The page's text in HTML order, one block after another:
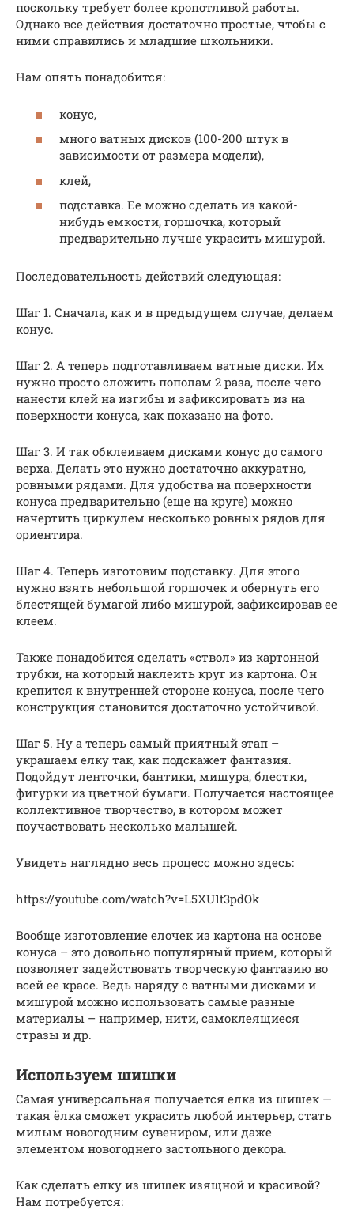
поскольку требует более кропотливой работы.
Однако все действия достаточно простые, чтобы с
ними справились и младшие школьники.
Нам опять понадобится:
конус,
много ватных дисков (100-200 штук в
зависимости от размера модели),
клей,
подставка. Ее можно сделать из какой-
нибудь емкости, горшочка, который
предварительно лучше украсить мишурой.
Последовательность действий следующая:
Шаг 1. Сначала, как и в предыдущем случае, делаем
конус.
Шаг 2. А теперь подготавливаем ватные диски. Их
нужно просто сложить пополам 2 раза, после чего
нанести клей на изгибы и зафиксировать из на
поверхности конуса, как показано на фото.
Шаг 3. И так обклеиваем дисками конус до самого
верха. Делать это нужно достаточно аккуратно,
ровными рядами. Для удобства на поверхности
конуса предварительно (еще на круге) можно
начертить циркулем несколько ровных рядов для
ориентира.
Шаг 4. Теперь изготовим подставку. Для этого
нужно взять небольшой горшочек и обернуть его
блестящей бумагой либо мишурой, зафиксировав ее
клеем.
Также понадобится сделать «ствол» из картонной
трубки, на который наклеить круг из картона. Он
крепится к внутренней стороне конуса, после чего
конструкция становится достаточно устойчивой.
Шаг 5. Ну а теперь самый приятный этап –
украшаем елку так, как подскажет фантазия.
Подойдут ленточки, бантики, мишура, блестки,
фигурки из цветной бумаги. Получается настоящее
коллективное творчество, в котором может
поучаствовать несколько малышей.
Увидеть наглядно весь процесс можно здесь:
https://youtube.com/watch?v=L5XU1t3pdOk
Вообще изготовление елочек из картона на основе
конуса – это довольно популярный прием, который
позволяет задействовать творческую фантазию во
всей ее красе. Ведь наряду с ватными дисками и
мишурой можно использовать самые разные
материалы – например, нити, самоклеящиеся
стразы и др.
Используем шишки
Самая универсальная получается елка из шишек —
такая ёлка сможет украсить любой интерьер, стать
милым новогодним сувениром, или даже
элементом новогоднего застольного декора.
Как сделать елку из шишек изящной и красивой?
Нам потребуется: